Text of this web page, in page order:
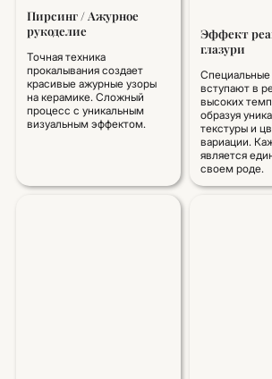
Пирсинг / Ажурное
рукоделие
Точная техника
прокалывания создает
красивые ажурные узоры
на керамике. Сложный
процесс с уникальным
визуальным эффектом.
Эффект
глазури
Специальные
вступают в
высоких
образуя
текстуры и
вариации.
является
своем роде.